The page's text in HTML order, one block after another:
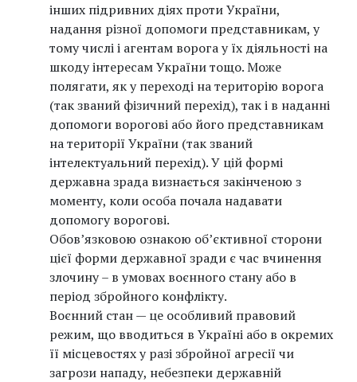
інших підривних діях проти України,
надання різної допомоги представникам, у
тому числі і агентам ворога у їх діяльності на
шкоду інтересам України тощо. Може
полягати, як у переході на територію ворога
(так званий фізичний перехід), так і в наданні
допомоги ворогові або його представникам
на території України (так званий
інтелектуальний перехід). У цій формі
державна зрада визнається закінченою з
моменту, коли особа почала надавати
допомогу ворогові.
Обов’язковою ознакою об’єктивної сторони
цієї форми державної зради є час вчинення
злочину – в умовах воєнного стану або в
період збройного конфлікту.
Воєнний стан — це особливий правовий
режим, що вводиться в Україні або в окремих
її місцевостях у разі збройної агресії чи
загрози нападу, небезпеки державній